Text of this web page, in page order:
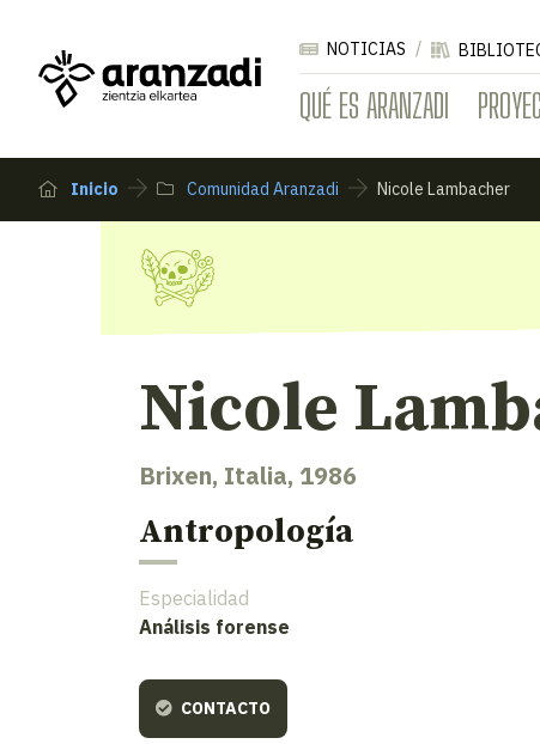
QUÉ ES ARANZADI
NOTICIAS
Inicio Comunidad Aranzadi Nicole Lambacher
Nicole
Brixen, Italia, 1986
Antropología
Especialidad
Análisis forense
CONTACTO